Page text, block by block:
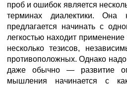
проб и ошибок является
терминах диалектики. Она
предлагается начинать с
легкостью находит
несколько тезисов,
противоположных. Однако
даже обычно — развитие
мышления начинается с